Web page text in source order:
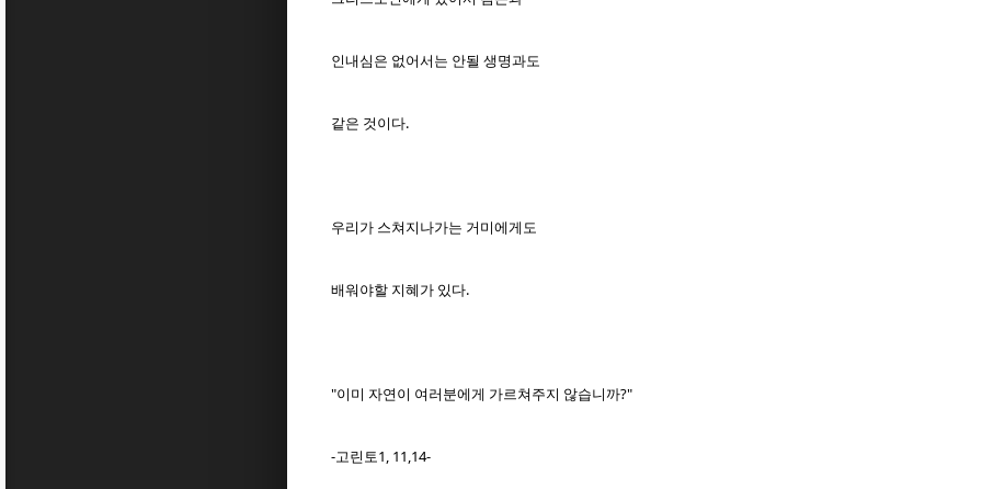
인내심은 없어서는 안될 생명과도
같은 것이다.
우리가 스쳐지나가는 거미에게도
배워야할 지혜가 있다.
"이미 자연이 여러분에게 가르쳐주지 않습니까?"
-고린토1, 11,14-